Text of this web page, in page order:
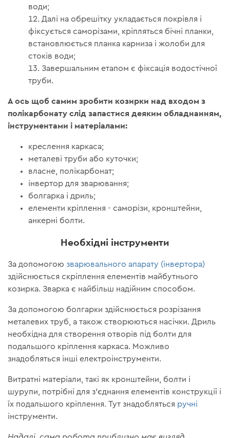
води;
Далі на обрешітку укладається покрівля і
фіксується саморізами, кріпляться бічні планки,
встановлюється планка карниза і жолоби для
стоків води;
Завершальним етапом є фіксація водостічної
труби.
А ось щоб самим зробити козирки над входом з
полікарбонату слід запастися деяким обладнанням,
інструментами і матеріалами:
креслення каркаса;
металеві труби або куточки;
власне, полікарбонат;
інвертор для зварювання;
болгарка і дриль;
елементи кріплення - саморізи, кронштейни,
анкерні болти.
Необхідні інструменти
За допомогою зварювального апарату (інвертора)
здійснюється скріплення елементів майбутнього
козирка. Зварка є найбільш надійним способом.
За допомогою болгарки здійснюється розрізання
металевих труб, а також створюються насічки. Дриль
необхідна для створення отворів під болти для
подальшого кріплення каркаса. Можливо
знадобляться інші електроінструменти.
Витратні матеріали, такі як кронштейни, болти і
шурупи, потрібні для з'єднання елементів конструкції і
їх подальшого кріплення. Тут знадобляться ручні
інструменти.